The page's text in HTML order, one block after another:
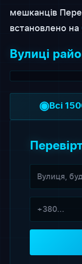
мешканців
встановлено на
Вулиці
◉ Всі